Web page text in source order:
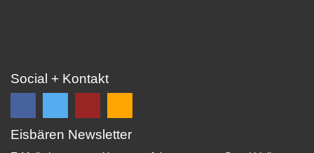
Social + Kontakt
Folge Folge EC
Falls
Eisbären Newsletter